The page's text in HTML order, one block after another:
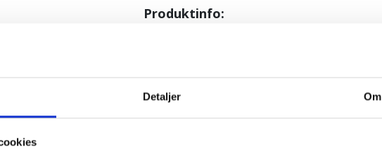
Detaljer Om
Produktinfo:
Skål dybde: ca 5-6 cm
Vægt: ca. 50 kg.